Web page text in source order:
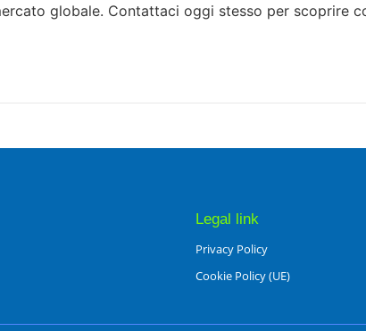
globale. Contattaci oggi stesso per scoprire
Legal link
Privacy Policy
Cookie Policy (UE)